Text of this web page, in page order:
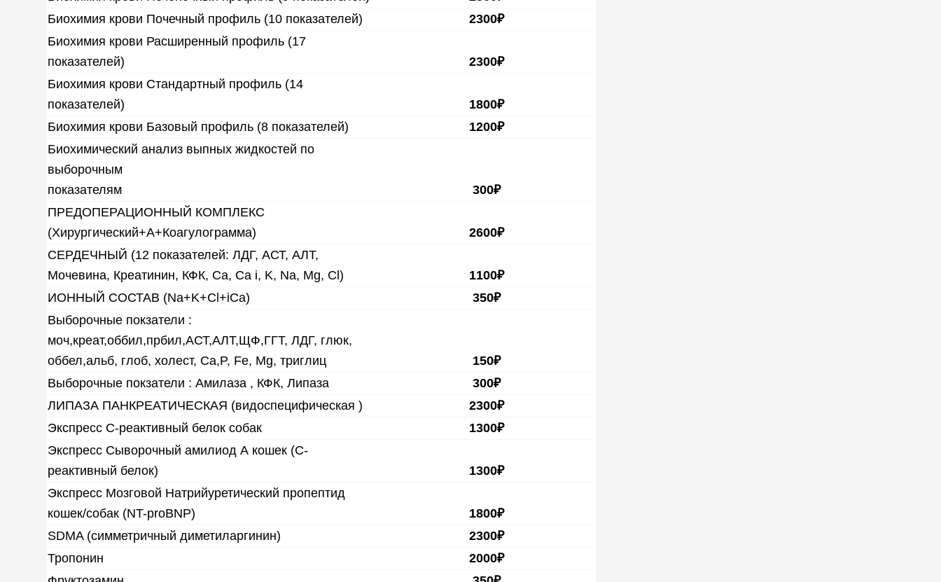
Биохимия крови Почечный профиль (10 показателей)
2300₽
Биохимия крови Расширенный профиль (17
показателей)
2300₽
Биохимия крови Стандартный профиль (14
показателей)
1800₽
Биохимия крови Базовый профиль (8 показателей)
1200₽
Биохимический анализ выпных жидкостей по
выборочным
показателям
300₽
ПРЕДОПЕРАЦИОННЫЙ КОМПЛЕКС
(Хирургический+А+Коагулограмма)
2600₽
СЕРДЕЧНЫЙ (12 показателей: ЛДГ, АСТ, АЛТ,
Мочевина, Креатинин, КФК, Ca, Ca i, K, Na, Mg, Cl)
1100₽
ИОННЫЙ СОСТАВ (Na+K+Cl+iCa)
350₽
Выборочные покзатели :
моч,креат,оббил,прбил,АСТ,АЛТ,ЩФ,ГГТ, ЛДГ, глюк,
оббел,альб, глоб, холест, Ca,P, Fe, Mg, триглиц
150₽
Выборочные покзатели : Амилаза , КФК, Липаза
300₽
ЛИПАЗА ПАНКРЕАТИЧЕСКАЯ (видоспецифическая )
2300₽
Экспресс С-реактивный белок собак
1300₽
Экспресс Сыворочный амилиод А кошек (С-
реактивный белок)
1300₽
Экспресс Мозговой Натрийуретический пропептид
кошек/собак (NT-proBNP)
1800₽
SDMA (симметричный диметиларгинин)
2300₽
Тропонин
2000₽